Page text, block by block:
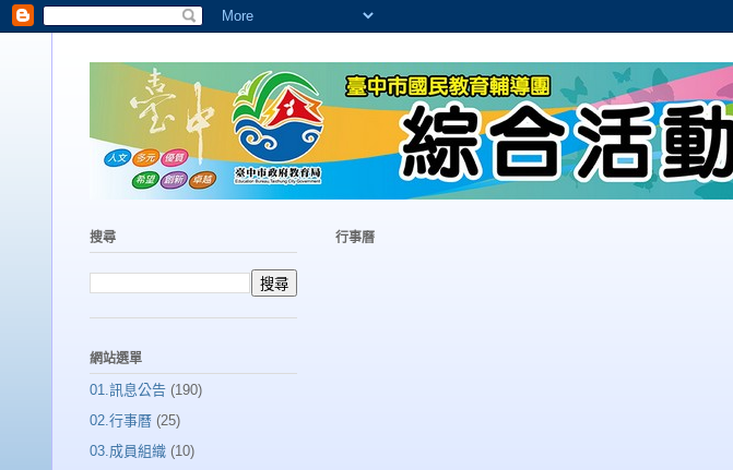
行事曆
搜尋
網站選單
01.訊息公告 (190)
02.行事曆 (25)
03.成員組織 (10)